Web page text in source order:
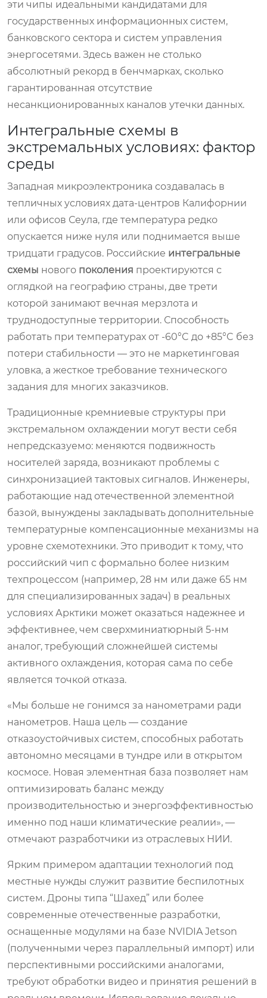
эти чипы идеальными кандидатами для
государственных информационных систем,
банковского сектора и систем управления
энергосетями. Здесь важен не столько
абсолютный рекорд в бенчмарках, сколько
гарантированная отсутствие
несанкционированных каналов утечки данных.
Интегральные схемы в
экстремальных условиях: фактор
среды
Западная микроэлектроника создавалась в
тепличных условиях дата-центров Калифорнии
или офисов Сеула, где температура редко
опускается ниже нуля или поднимается выше
тридцати градусов. Российские интегральные
схемы нового поколения проектируются с
оглядкой на географию страны, две трети
которой занимают вечная мерзлота и
труднодоступные территории. Способность
работать при температурах от -60°C до +85°C без
потери стабильности — это не маркетинговая
уловка, а жесткое требование технического
задания для многих заказчиков.
Традиционные кремниевые структуры при
экстремальном охлаждении могут вести себя
непредсказуемо: меняются подвижность
носителей заряда, возникают проблемы с
синхронизацией тактовых сигналов. Инженеры,
работающие над отечественной элементной
базой, вынуждены закладывать дополнительные
температурные компенсационные механизмы на
уровне схемотехники. Это приводит к тому, что
российский чип с формально более низким
техпроцессом (например, 28 нм или даже 65 нм
для специализированных задач) в реальных
условиях Арктики может оказаться надежнее и
эффективнее, чем сверхминиатюрный 5-нм
аналог, требующий сложнейшей системы
активного охлаждения, которая сама по себе
является точкой отказа.
«Мы больше не гонимся за нанометрами ради
нанометров. Наша цель — создание
отказоустойчивых систем, способных работать
автономно месяцами в тундре или в открытом
космосе. Новая элементная база позволяет нам
оптимизировать баланс между
производительностью и энергоэффективностью
именно под наши климатические реалии», —
отмечают разработчики из отраслевых НИИ.
Ярким примером адаптации технологий под
местные нужды служит развитие беспилотных
систем. Дроны типа “Шахед” или более
современные отечественные разработки,
оснащенные модулями на базе NVIDIA Jetson
(полученными через параллельный импорт) или
перспективными российскими аналогами,
требуют обработки видео и принятия решений в